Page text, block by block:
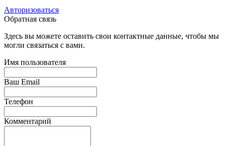
Авторизоваться
Обратная связь
Здесь вы можете оставить свои контактные данные, чтобы мы
могли связаться с вами.
Имя пользователя
Ваш Email
Телефон
Комментарий